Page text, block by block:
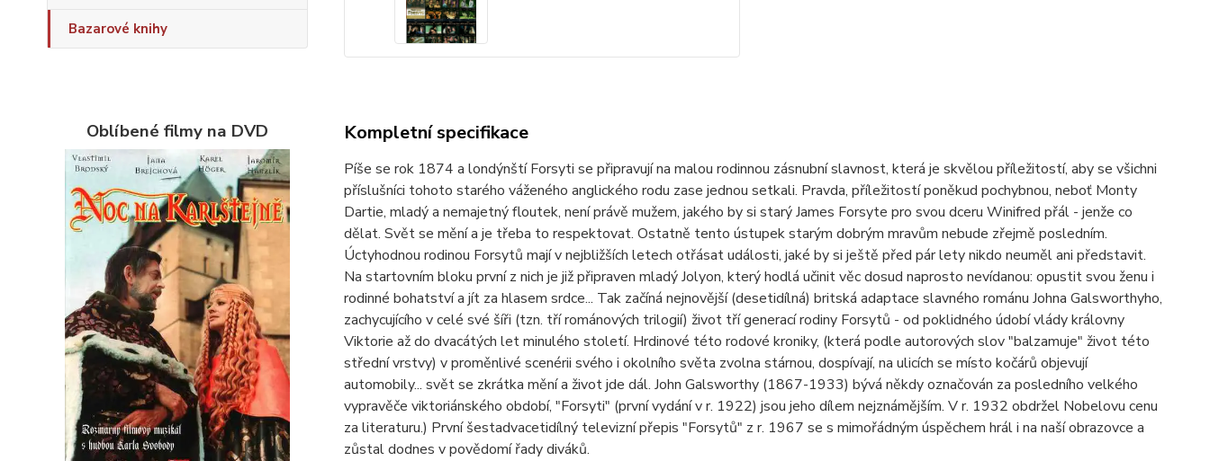
Bazarové knihy
Oblíbené filmy na DVD Kompletní specifikace
Píše se rok 1874 a londýnští Forsyti se připravují na malou rodinnou zásnubní slavnost, která je skvělou příležitostí, aby se všichni
příslušníci tohoto starého váženého anglického rodu zase jednou setkali. Pravda, příležitostí poněkud pochybnou, neboť Monty
Dartie, mladý a nemajetný floutek, není právě mužem, jakého by si starý James Forsyte pro svou dceru Winifred přál - jenže co
dělat. Svět se mění a je třeba to respektovat. Ostatně tento ústupek starým dobrým mravům nebude zřejmě posledním.
Úctyhodnou rodinou Forsytů mají v nejbližších letech otřásat události, jaké by si ještě před pár lety nikdo neuměl ani představit.
Na startovním bloku první z nich je již připraven mladý Jolyon, který hodlá učinit věc dosud naprosto nevídanou: opustit svou ženu i
rodinné bohatství a jít za hlasem srdce... Tak začíná nejnovější (desetidílná) britská adaptace slavného románu Johna Galsworthyho,
zachycujícího v celé své šíři (tzn. tří románových trilogií) život tří generací rodiny Forsytů - od poklidného údobí vlády královny
Viktorie až do dvacátých let minulého století. Hrdinové této rodové kroniky, (která podle autorových slov "balzamuje" život této
střední vrstvy) v proměnlivé scenérii svého i okolního světa zvolna stárnou, dospívají, na ulicích se místo kočárů objevují
automobily... svět se zkrátka mění a život jde dál. John Galsworthy (1867-1933) bývá někdy označován za posledního velkého
vypravěče viktoriánského období, "Forsyti" (první vydání v r. 1922) jsou jeho dílem nejznámějším. V r. 1932 obdržel Nobelovu cenu
za literaturu.) První šestadvacetidílný televizní přepis "Forsytů" z r. 1967 se s mimořádným úspěchem hrál i na naší obrazovce a
zůstal dodnes v povědomí řady diváků.